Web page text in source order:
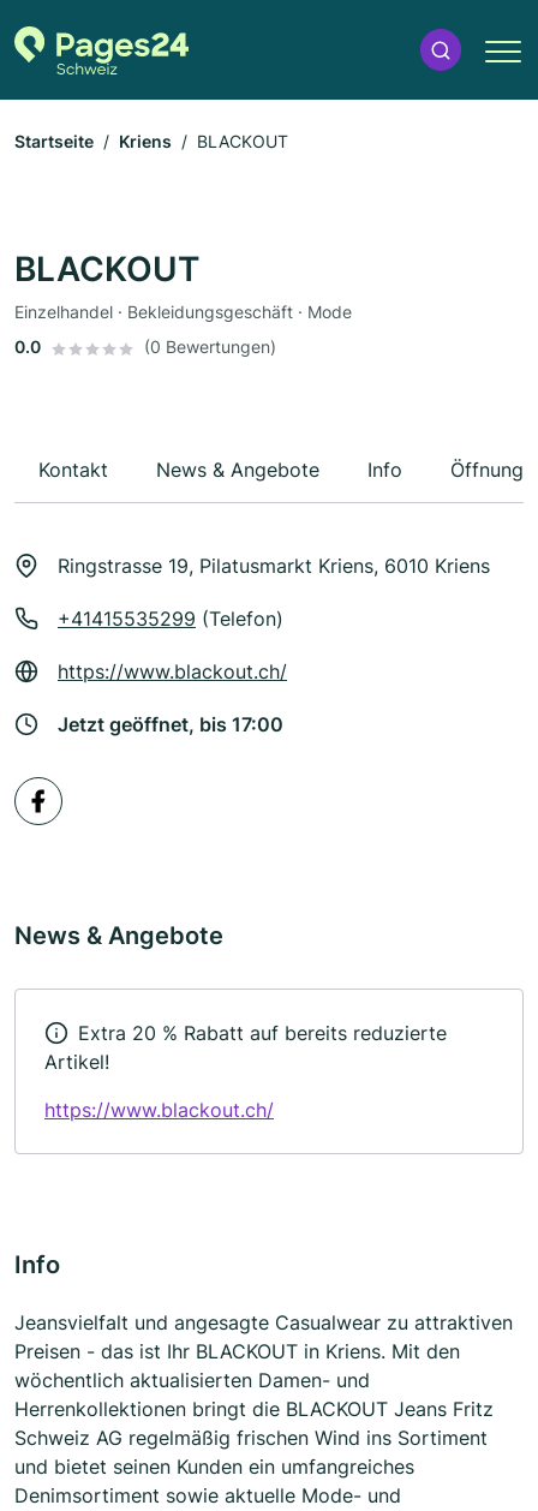
Startseite Kriens BLACKOUT
BLACKOUT
Einzelhandel · Bekleidungsgeschäft · Mode
0.0
(0 Bewertungen)
Kontakt News & Angebote Info
Ringstrasse 19, Pilatusmarkt Kriens, 6010 Kriens
+41415535299 (Telefon)
https://www.blackout.ch/
Jetzt geöffnet, bis 17:00
News & Angebote
Extra 20 % Rabatt auf bereits reduzierte
Artikel!
https://www.blackout.ch/
Info
Jeansvielfalt und angesagte Casualwear zu attraktiven
Preisen - das ist Ihr BLACKOUT in Kriens. Mit den
wöchentlich aktualisierten Damen- und
Herrenkollektionen bringt die BLACKOUT Jeans Fritz
Schweiz AG regelmäßig frischen Wind ins Sortiment
und bietet seinen Kunden ein umfangreiches
Denimsortiment sowie aktuelle Mode- und